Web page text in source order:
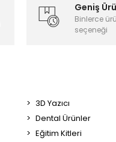
Geniş
Binlerce
seçeneği
3D Yazıcı
Dental Ürünler
Eğitim Kitleri